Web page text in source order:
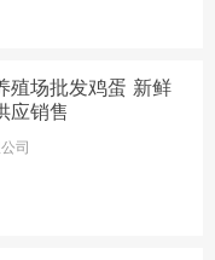
殖场批发鸡蛋 新鲜
应销售
司